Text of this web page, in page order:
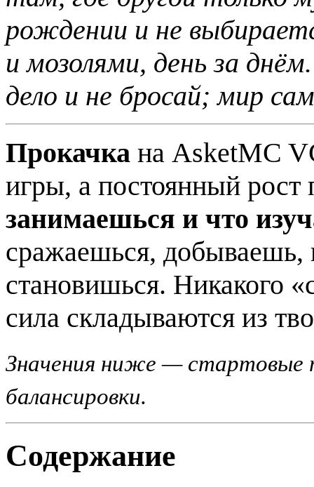
рождении и не
и мозолями, день за
дело и не бросай; мир
Прокачка на AsketMC
игры, а постоянный рост
занимаешься и что
сражаешься, добываешь,
становишься. Никакого
сила складываются из
Значения ниже — стартовые
балансировки.
Содержание